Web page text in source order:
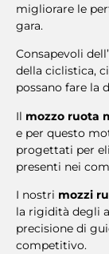
migliorare le
gara.
Consapevoli
della ciclistica,
possano fare la
Il mozzo ruota
e per questo
progettati per
presenti nei
I nostri mozzi
la rigidità degli
precisione di
competitivo.